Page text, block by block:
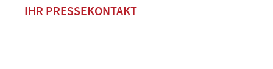
IHR PRESSEKONTAKT